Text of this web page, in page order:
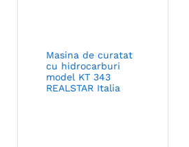
Masina de curatat
cu hidrocarburi
model KT 343
REALSTAR Italia